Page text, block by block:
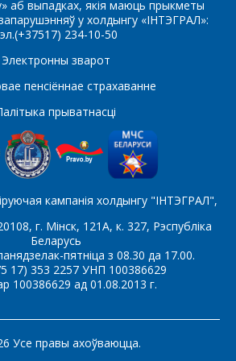
аб выпадках, якія маюць прыкметы
у холдынгу «ІНТЭГРАЛ»:
234-10-50
Электронны зварот
пенсіённае страхаванне
прыватнасці
кампанія холдынгу "ІНТЭГРАЛ",
г. Мінск, 121А, к. 327, Рэспубліка
Беларусь
пятніца з 08.30 да 17.00.
17) 353 2257 УНП 100386629
100386629 ад 01.08.2013 г.
Усе правы ахоўваюцца.
Які цікавіць тавар/паслуга
- обязательные поля